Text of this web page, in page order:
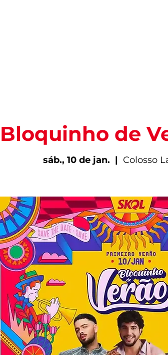
Bloquinho de
sáb., 10 de jan.
  |
Colosso